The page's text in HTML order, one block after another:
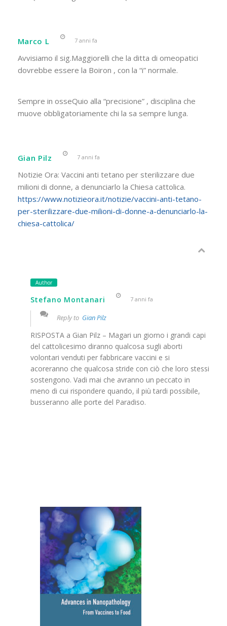
Marco L 7 anni fa
Avvisiamo il sig.Maggiorelli che la ditta di omeopatici
dovrebbe essere la Boiron , con la “i” normale.
Sempre in osseQuio alla “precisione” , disciplina che
muove obbligatoriamente chi la sa sempre lunga.
Gian Pilz 7 anni fa
Notizie Ora: Vaccini anti tetano per sterilizzare due
milioni di donne, a denunciarlo la Chiesa cattolica.
https://www.notizieora.it/notizie/vaccini-anti-tetano-
per-sterilizzare-due-milioni-di-donne-a-denunciarlo-la-
chiesa-cattolica/
Author
Stefano Montanari 7 anni fa
Reply to Gian Pilz
RISPOSTA a Gian Pilz – Magari un giorno i grandi capi
del cattolicesimo diranno qualcosa sugli aborti
volontari venduti per fabbricare vaccini e si
acoreranno che qualcosa stride con ciò che loro stessi
sostengono. Vadi mai che avranno un peccato in
meno di cui rispondere quando, il più tardi possibile,
busseranno alle porte del Paradiso.